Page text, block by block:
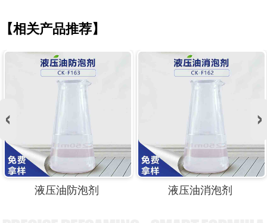
【相关产品推荐】
液压油防泡剂 液压油消泡剂